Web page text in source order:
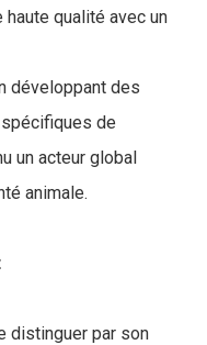
qualité avec un
développant des
de
un acteur global
animale.
distinguer par son